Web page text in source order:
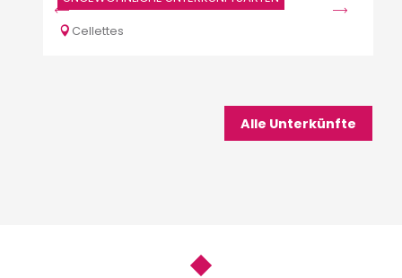
Cellettes
Alle Unterkünfte